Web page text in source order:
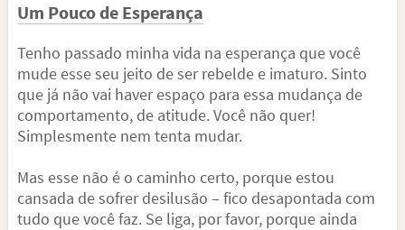
Um Pouco de Esperança
Tenho passado minha vida na esperança que você
mude esse seu jeito de ser rebelde e imaturo. Sinto
que já não vai haver espaço para essa mudança de
comportamento, de atitude. Você não quer!
Simplesmente nem tenta mudar.
Mas esse não é o caminho certo, porque estou
cansada de sofrer desilusão – fico desapontada com
tudo que você faz. Se liga, por favor, porque ainda